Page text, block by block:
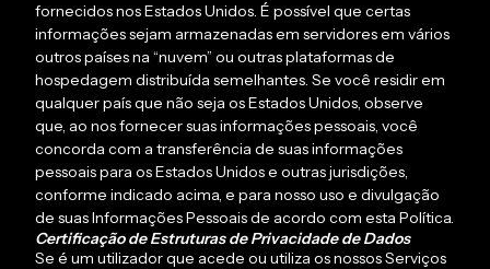
fornecidos nos Estados Unidos. É possível que certas
informações sejam armazenadas em servidores em vários
outros países na “nuvem” ou outras plataformas de
hospedagem distribuída semelhantes. Se você residir em
qualquer país que não seja os Estados Unidos, observe
que, ao nos fornecer suas informações pessoais, você
concorda com a transferência de suas informações
pessoais para os Estados Unidos e outras jurisdições,
conforme indicado acima, e para nosso uso e divulgação
de suas Informações Pessoais de acordo com esta Política.
Certificação de Estruturas de Privacidade de Dados
Se é um utilizador que acede ou utiliza os nossos Serviços